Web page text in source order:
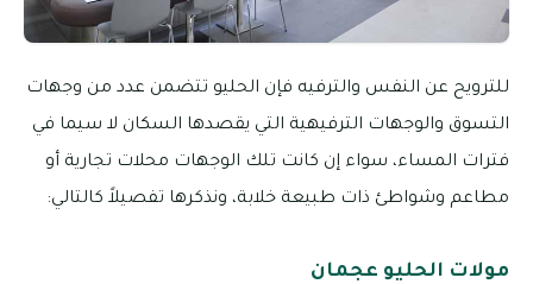
للترويح عن النفس والترفيه فإن الحليو تتضمن عدد من وجهات
التسوق والوجهات الترفيهية التي يقصدها السكان لا سيما في
فترات المساء، سواء إن كانت تلك الوجهات محلات تجارية أو
مطاعم وشواطئ ذات طبيعة خلابة، ونذكرها تفصيلاً كالتالي:
مولات الحليو عجمان